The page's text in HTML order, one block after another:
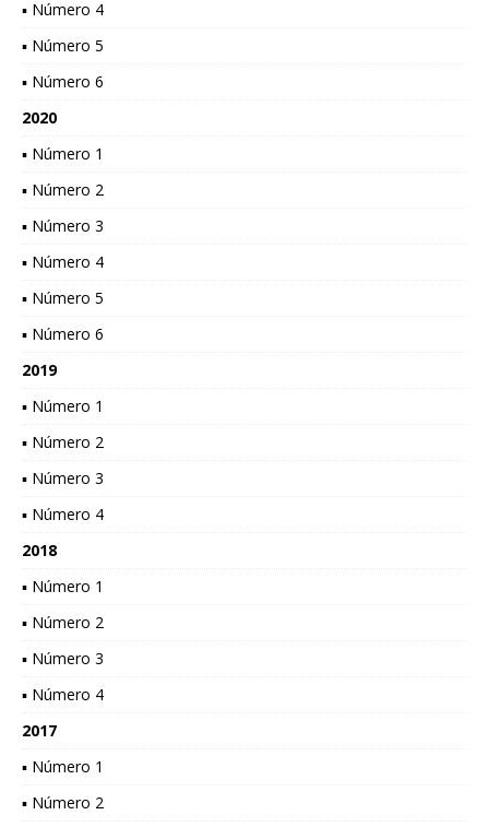
▪ Número 4
▪ Número 5
▪ Número 6
2020
▪ Número 1
▪ Número 2
▪ Número 3
▪ Número 4
▪ Número 5
▪ Número 6
2019
▪ Número 1
▪ Número 2
▪ Número 3
▪ Número 4
2018
▪ Número 1
▪ Número 2
▪ Número 3
▪ Número 4
2017
▪ Número 1
▪ Número 2